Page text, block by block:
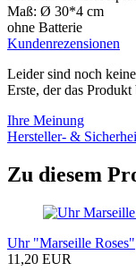
Maß: Ø 30*4 cm
ohne Batterie
Kundenrezensionen
Leider sind noch
Erste, der das Produkt
Ihre Meinung
Hersteller- &
Zu diesem
Uhr "Marseille Roses"
11,20 EUR